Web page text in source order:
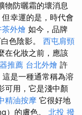
物防曬霜的壞消息
幸運的是，時代會
外燴 如今，品牌
色陰影。 西屯肩頸
在化妝之前，應該
推薦 台北外燴 許
是一種通常稱為溶
可用，它是淺中顏
精油按摩 它很好地
）的膚色。 北投 撥